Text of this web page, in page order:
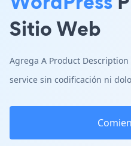
Sitio Web
Agrega A Product
service sin codificación ni